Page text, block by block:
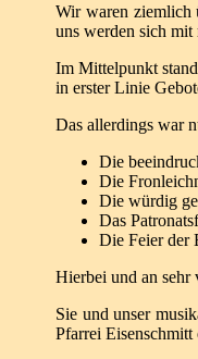
Wir waren ziemlich
uns werden sich mit
Im Mittelpunkt
in erster Linie
Das allerdings war
Die
Die
Die würdig
Das
Die Feier der
Hierbei und an sehr
Sie und unser
Pfarrei Eisenschmitt